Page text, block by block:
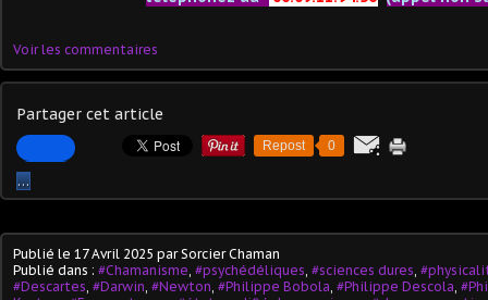
Voir les commentaires
Partager cet article
Repost 0
…
Publié le 17 Avril 2025 par Sorcier Chaman
Publié dans : #Chamanisme #psychédéliques #sciences dures
#Descartes #Darwin #Newton #Philippe Bobola #Philippe Descola